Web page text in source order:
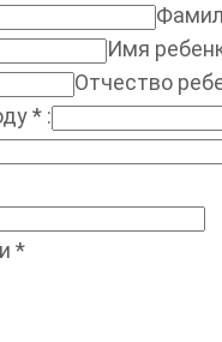
Имя
Отчество
* :
*